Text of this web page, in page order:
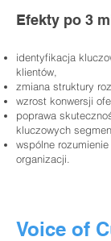
Efekty po 3
identyfikacja
klientów,
zmiana struktury
wzrost konwersji
poprawa
kluczowych
wspólne
organizacji.
Voice of